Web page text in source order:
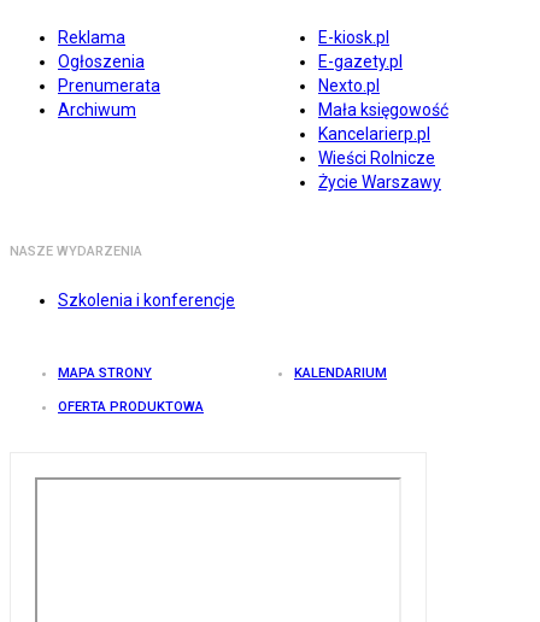
Reklama
Ogłoszenia
Prenumerata
Archiwum
E-kiosk.pl
E-gazety.pl
Nexto.pl
Mała księgowość
Kancelarierp.pl
Wieści Rolnicze
Życie Warszawy
NASZE WYDARZENIA
Szkolenia i konferencje
MAPA STRONY KALENDARIUM
OFERTA PRODUKTOWA